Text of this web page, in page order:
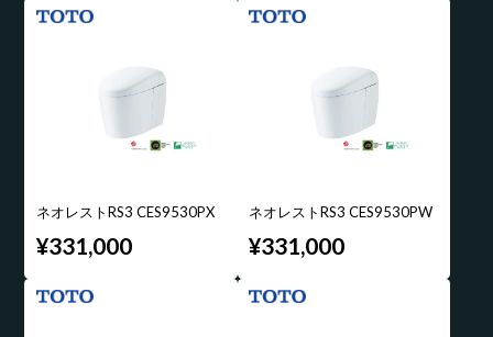
ネオレストRS3 CES9530PX
¥331,000
ネオレストRS3 CES9530PW
¥331,000